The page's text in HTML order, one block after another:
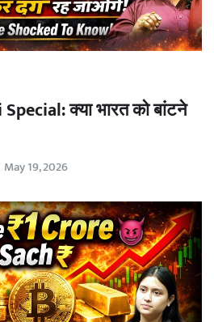
क्या भारत को बांटने
May 19, 2026